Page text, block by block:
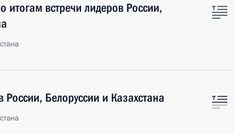
итогам встречи лидеров России,
России, Белоруссии и Казахстана